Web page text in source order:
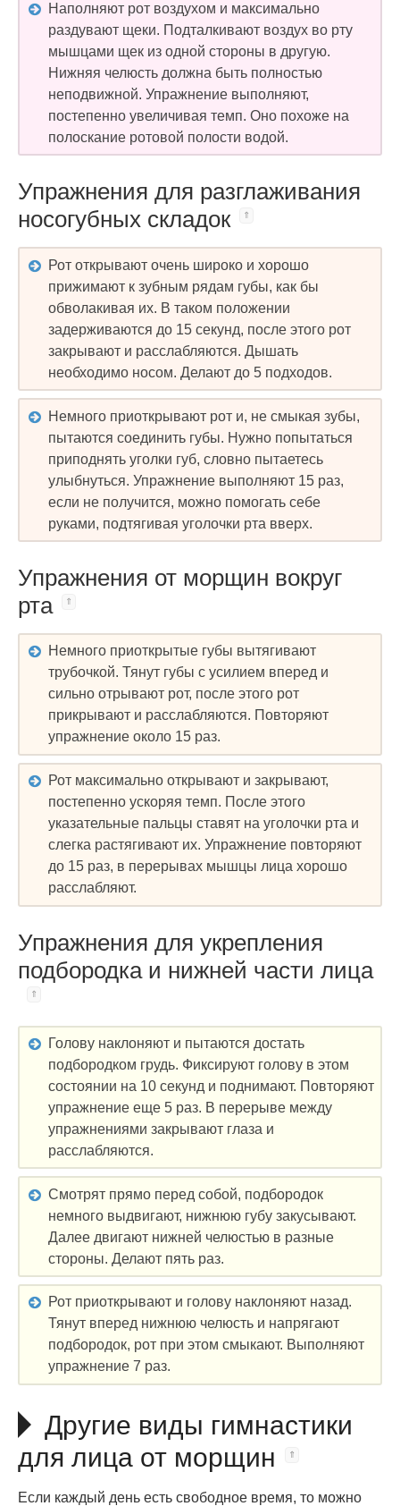
Наполняют рот воздухом и максимально
раздувают щеки. Подталкивают воздух во рту
мышцами щек из одной стороны в другую.
Нижняя челюсть должна быть полностью
неподвижной. Упражнение выполняют,
постепенно увеличивая темп. Оно похоже на
полоскание ротовой полости водой.
Упражнения для разглаживания
носогубных складок
Рот открывают очень широко и хорошо
прижимают к зубным рядам губы, как бы
обволакивая их. В таком положении
задерживаются до 15 секунд, после этого рот
закрывают и расслабляются. Дышать
необходимо носом. Делают до 5 подходов.
Немного приоткрывают рот и, не смыкая зубы,
пытаются соединить губы. Нужно попытаться
приподнять уголки губ, словно пытаетесь
улыбнуться. Упражнение выполняют 15 раз,
если не получится, можно помогать себе
руками, подтягивая уголочки рта вверх.
Упражнения от морщин вокруг
рта
Немного приоткрытые губы вытягивают
трубочкой. Тянут губы с усилием вперед и
сильно отрывают рот, после этого рот
прикрывают и расслабляются. Повторяют
упражнение около 15 раз.
Рот максимально открывают и закрывают,
постепенно ускоряя темп. После этого
указательные пальцы ставят на уголочки рта и
слегка растягивают их. Упражнение повторяют
до 15 раз, в перерывах мышцы лица хорошо
расслабляют.
Упражнения для укрепления
подбородка и нижней части лица
Голову наклоняют и пытаются достать
подбородком грудь. Фиксируют голову в этом
состоянии на 10 секунд и поднимают. Повторяют
упражнение еще 5 раз. В перерыве между
упражнениями закрывают глаза и
расслабляются.
Смотрят прямо перед собой, подбородок
немного выдвигают, нижнюю губу закусывают.
Далее двигают нижней челюстью в разные
стороны. Делают пять раз.
Рот приоткрывают и голову наклоняют назад.
Тянут вперед нижнюю челюсть и напрягают
подбородок, рот при этом смыкают. Выполняют
упражнение 7 раз.
Другие виды гимнастики
для лица от морщин
Если каждый день есть свободное время, то можно